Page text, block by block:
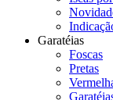
Garatéias
Foscas
Pretas